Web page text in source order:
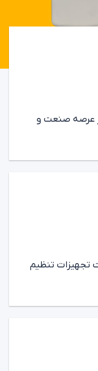
در عرصه صنعت و
تجهیزات تنظیم